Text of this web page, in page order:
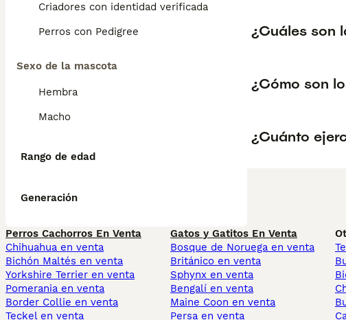
Criadores con identidad verificada
Perros con Pedigree
Sexo de la mascota
Hembra
Macho
Rango de edad
Generación
¿Cuáles son
¿Cómo son
¿Cuánto
Perros Cachorros En Venta
Chihuahua en venta
Bichón Maltés en venta
Yorkshire Terrier en venta
Pomerania en venta
Border Collie en venta
Teckel en venta
Gatos y Gatitos En Venta
Bosque de Noruega en venta
Británico en venta
Sphynx en venta
Bengalí en venta
Maine Coon en venta
Persa en venta